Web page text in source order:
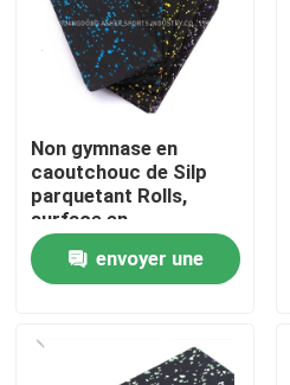
Contrôle de qualité
Nous contacter
Nouvelles
Demander un devis
Non gymnase en
caoutchouc de Silp
parquetant Rolls,
surface en
caoutchouc favorable
à l'environnement
d'Epdm
envoyer une